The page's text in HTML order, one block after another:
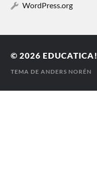
WordPress.org
© 2026 EDUCATICA!
TEMA DEANDERS NORÉN